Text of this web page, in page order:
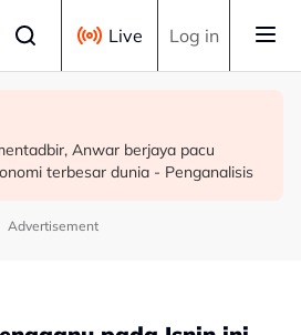
Live Log in
UEFA bayar pampasan kepada
gempar beg disangka berisi
Anwar berjaya pacu
terbesar dunia - Penganalisis
Advertisement